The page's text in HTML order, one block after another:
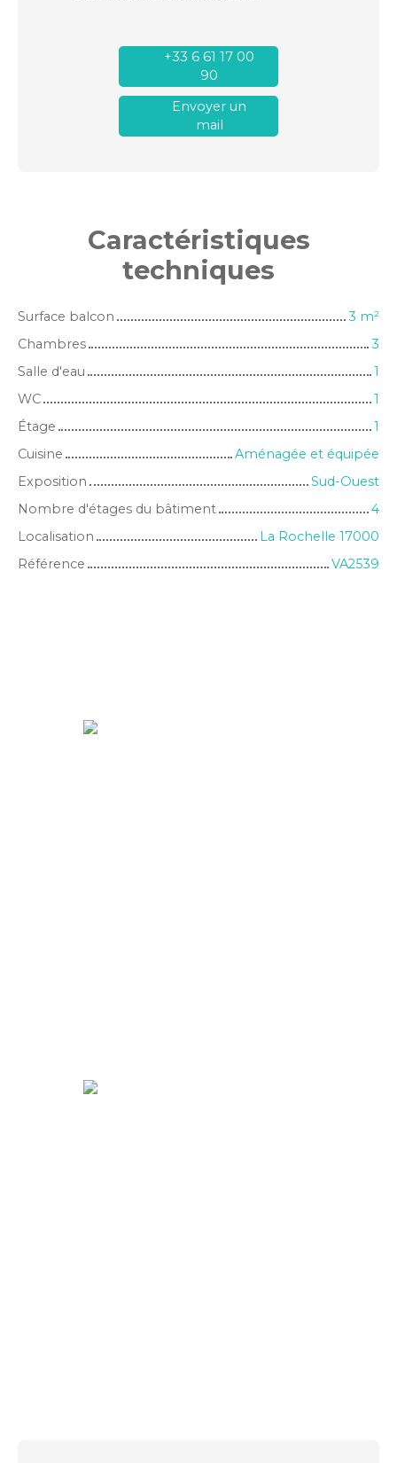
+33 6 61 17 00
90
Envoyer un
mail
Caractéristiques
techniques
Surface balcon 3 m²
Chambres
3
Salle d'eau
1
WC
1
Étage
1
Cuisine
Aménagée et équipée
Exposition
Sud-Ouest
Nombre d'étages du bâtiment
4
Localisation
La Rochelle 17000
Référence
VA2539